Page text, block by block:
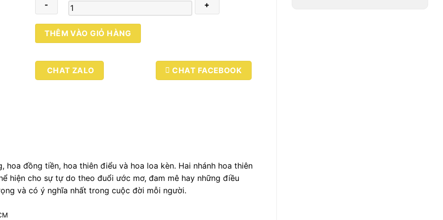
Freedom
số
THÊM VÀO GIỎ HÀNG
CHAT ZALO CHAT FACEBOOK
đồng tiền, hoa thiên điểu và hoa loa kèn. Hai nhánh hoa thiên
hiện cho sự tự do theo đuổi ước mơ, đam mê hay những điều
và có ý nghĩa nhất trong cuộc đời mỗi người.